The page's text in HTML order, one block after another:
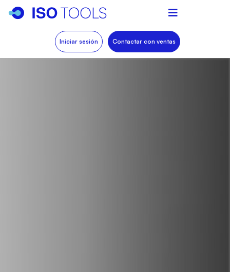
Iniciar sesión Contactar con ventas